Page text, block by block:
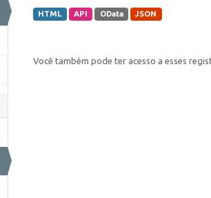
HTML API OData JSON
Você também pode ter acesso a esses